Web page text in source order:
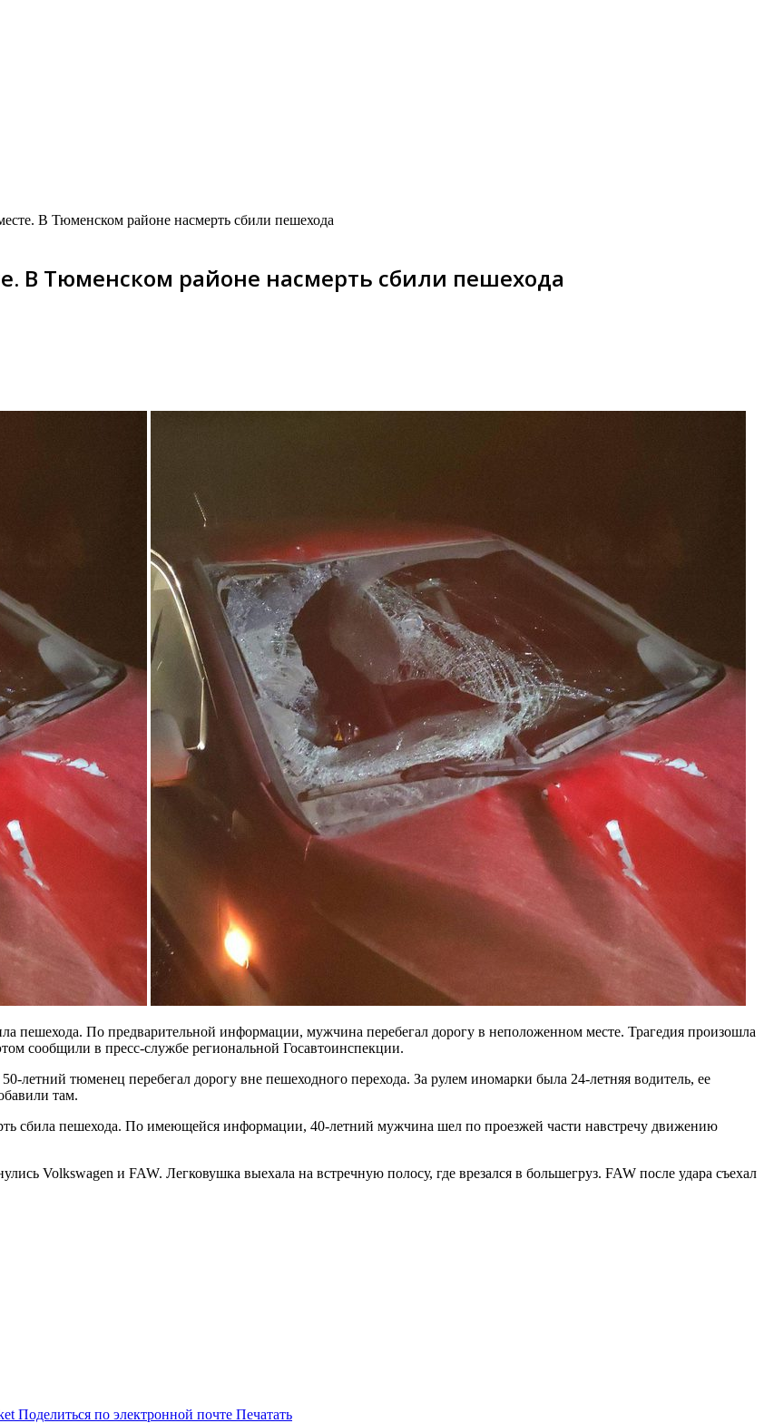
В Тюменском районе насмерть сбили пешехода
В Тюменском районе насмерть сбили пешехода
пешехода. По предварительной информации, мужчина перебегал дорогу в неположенном месте. Трагедия произошла
сообщили в пресс-службе региональной Госавтоинспекции.
тюменец перебегал дорогу вне пешеходного перехода. За рулем иномарки была 24-летняя водитель, ее
там.
сбила пешехода. По имеющейся информации, 40-летний мужчина шел по проезжей части навстречу движению
Volkswagen и FAW. Легковушка выехала на встречную полосу, где врезался в большегруз. FAW после удара съехал
Поделиться по электронной почте Печатать